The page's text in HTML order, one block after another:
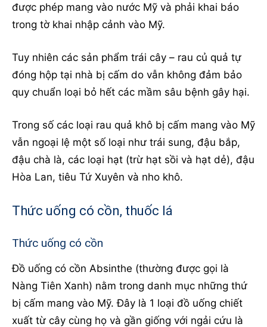
được phép mang vào nước Mỹ và phải khai báo
trong tờ khai nhập cảnh vào Mỹ.
Tuy nhiên các sản phẩm trái cây – rau củ quả tự
đóng hộp tại nhà bị cấm do vẫn không đảm bảo
quy chuẩn loại bỏ hết các mầm sâu bệnh gây hại.
Trong số các loại rau quả khô bị cấm mang vào Mỹ
vẫn ngoại lệ một số loại như trái sung, đậu bắp,
đậu chà là, các loại hạt (trừ hạt sồi và hạt dẻ), đậu
Hòa Lan, tiêu Tứ Xuyên và nho khô.
Thức uống có cồn, thuốc lá
Thức uống có cồn
Đồ uống có cồn Absinthe (thường được gọi là
Nàng Tiên Xanh) nằm trong danh mục những thứ
bị cấm mang vào Mỹ. Đây là 1 loại đồ uống chiết
xuất từ cây cùng họ và gần giống với ngải cứu là